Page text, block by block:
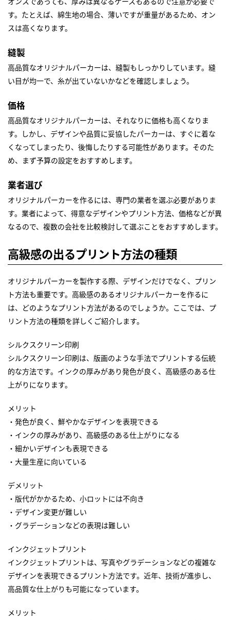
す。たとえば、綿生地の場合、薄いですが重量があるため、オン
スは高くなります。
縫製
高品質なオリジナルパーカーは、縫製もしっかりしています。縫
い目が均一で、糸が出ていないかなどを確認しましょう。
価格
高品質なオリジナルパーカーは、それなりに価格も高くなりま
す。しかし、デザインや品質に妥協したパーカーは、すぐに着な
くなってしまったり、後悔したりする可能性があります。そのた
め、まず予算の設定をおすすめします。
業者選び
オリジナルパーカーを作るには、専門の業者を選ぶ必要がありま
す。業者によって、得意なデザインやプリント方法、価格などが異
なるので、複数の会社を比較検討して選ぶことをおすすめします。
高級感の出るプリント方法の種類
オリジナルパーカーを製作する際、デザインだけでなく、プリン
ト方法も重要です。高級感のあるオリジナルパーカーを作るに
は、どのようなプリント方法があるのでしょうか。ここでは、プ
リント方法の種類を詳しくご紹介します。
シルクスクリーン印刷
シルクスクリーン印刷は、版画のような手法でプリントする伝統
的な方法です。インクの厚みがあり発色が良く、高級感のある仕
上がりになります。
メリット
・発色が良く、鮮やかなデザインを表現できる
・インクの厚みがあり、高級感のある仕上がりになる
・細かいデザインも表現できる
・大量生産に向いている
デメリット
・版代がかかるため、小ロットには不向き
・デザイン変更が難しい
・グラデーションなどの表現は難しい
インクジェットプリント
インクジェットプリントは、写真やグラデーションなどの複雑な
デザインを表現できるプリント方法です。近年、技術が進歩し、
高品質な仕上がりも可能になっています。
メリット